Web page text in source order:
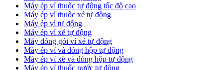
​Máy ép vỉ thuốc tự động tốc độ cao
​Máy ép vỉ thuốc xé tự động
​Máy ép vỉ tự động
​Máy ép vỉ xé tự động
​Máy đóng gói vỉ xé tự động
​Máy ép vỉ và đóng hộp tự động
​Máy ép vỉ xé và đóng hộp tự động
​Máy ép vỉ thuốc nước tự động